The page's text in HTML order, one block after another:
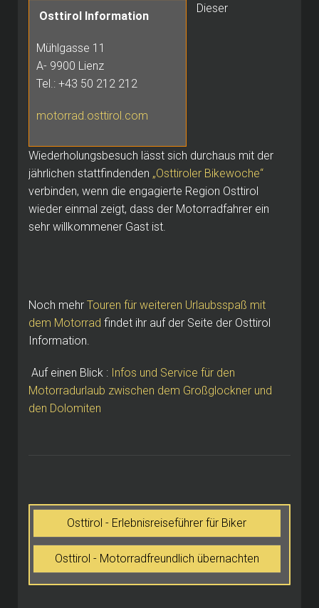
Osttirol Information
Mühlgasse 11
A- 9900 Lienz
Tel.: +43 50 212 212
motorrad.osttirol.com
Dieser
Wiederholungsbesuch lässt sich durchaus mit der
jährlichen stattfindenden „Osttiroler Bikewoche“
verbinden, wenn die engagierte Region Osttirol
wieder einmal zeigt, dass der Motorradfahrer ein
sehr willkommener Gast ist.
Noch mehr Touren für weiteren Urlaubsspaß mit
dem Motorrad findet ihr auf der Seite der Osttirol
Information.
Auf einen Blick : Infos und Service für den
Motorradurlaub zwischen dem Großglockner und
den Dolomiten
Osttirol - Erlebnisreiseführer für Biker
Osttirol - Motorradfreundlich übernachten